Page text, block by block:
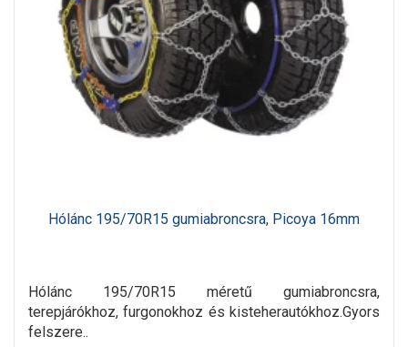
Hólánc 195/70R15 gumiabroncsra, Picoya 16mm
Hólánc 195/70R15 méretű gumiabroncsra,
terepjárókhoz, furgonokhoz és kisteherautókhoz.Gyors
felszere..